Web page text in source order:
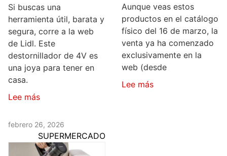
Si buscas una
herramienta útil, barata y
segura, corre a la web
de Lidl. Este
destornillador de 4V es
una joya para tener en
casa.
Lee más
Aunque veas estos
productos en el catálogo
físico del 16 de marzo, la
venta ya ha comenzado
exclusivamente en la
web (desde
Lee más
febrero 26, 2026
SUPERMERCADO